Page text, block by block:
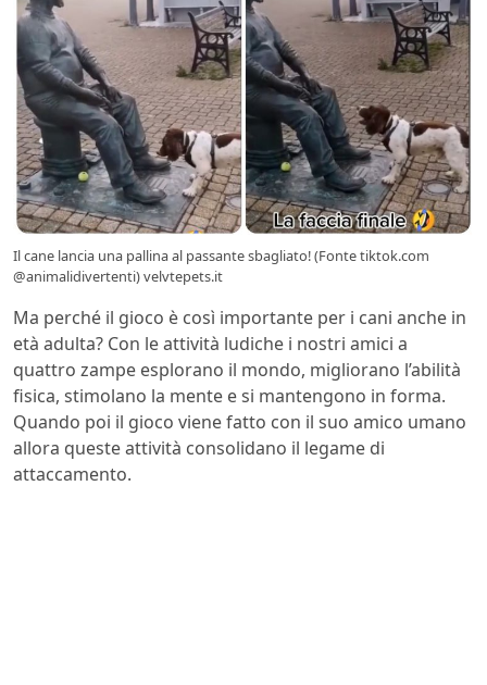
Il cane lancia una pallina al passante sbagliato! (Fonte tiktok.com
@animalidivertenti) velvtepets.it
Ma perché il gioco è così importante per i cani anche in
età adulta? Con le attività ludiche i nostri amici a
quattro zampe esplorano il mondo, migliorano l’abilità
fisica, stimolano la mente e si mantengono in forma.
Quando poi il gioco viene fatto con il suo amico umano
allora queste attività consolidano il legame di
attaccamento.